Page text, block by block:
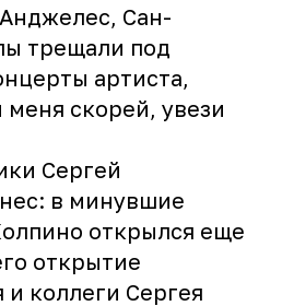
Сан-
трещали под
артиста,
скорей, увези
Сергей
в минувшие
открылся еще
открытие
коллеги Сергея